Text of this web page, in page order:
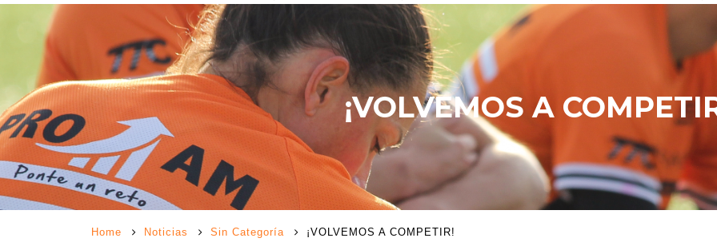
¡VOLVEMOS A
Home Noticias Sin Categoría ¡VOLVEMOS A COMPETIR!